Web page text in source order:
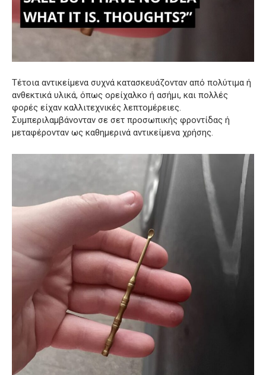
Τέτοια αντικείμενα συχνά κατασκευάζονταν από πολύτιμα ή
ανθεκτικά υλικά, όπως ορείχαλκο ή ασήμι, και πολλές
φορές είχαν καλλιτεχνικές λεπτομέρειες.
Συμπεριλαμβάνονταν σε σετ προσωπικής φροντίδας ή
μεταφέρονταν ως καθημερινά αντικείμενα χρήσης.